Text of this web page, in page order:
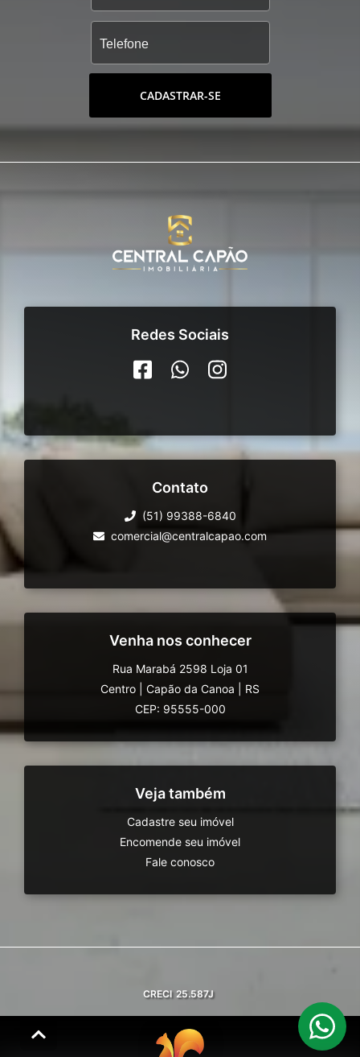
CADASTRAR-SE
Redes Sociais
Contato
(51) 99388-6840
comercial@centralcapao.com
Venha nos conhecer
Rua Marabá 2598 Loja 01
Centro
Capão da Canoa
RS
CEP: 95555-000
Veja também
Cadastre seu imóvel
Encomende seu imóvel
Fale conosco
CRECI 25.587J